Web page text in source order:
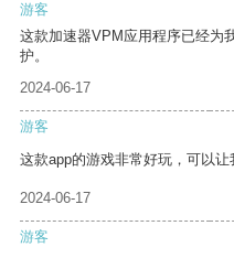
游客
这款加速器VPM应用程序已经为
护。
2024-06-17
游客
这款app的游戏非常好玩，可以让
2024-06-17
游客